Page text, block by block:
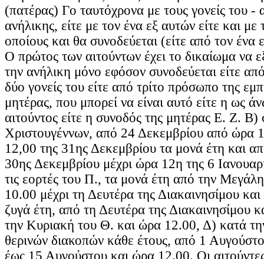
(πατέρας) Γο ταυτόχρονα με τους γονείς του -
ανήλικης, είτε με τον ένα εξ αυτών είτε και
οποίους και θα συνοδεύεται (είτε από τον ένα
Ο πρώτος των αιτούντων έχει το δικαίωμα να
την ανήλικη μόνο εφόσον συνοδεύεται είτε
δύο γονείς του είτε από τρίτο πρόσωπο της
μητέρας, που μπορεί να είναι αυτό είτε η ως
αιτούντος είτε η συνοδός της μητέρας Ε. Ζ. Β)
Χριστουγέννων, από 24 Δεκεμβρίου από ώρα
12,00 της 31ης Δεκεμβρίου τα μονά έτη και
30ης Δεκεμβρίου μέχρι ώρα 12η της 6
τις εορτές του Π., τα μονά έτη από την
10.00 μέχρι τη Δευτέρα της Διακαινησίμου
ζυγά έτη, από τη Δευτέρα της Διακαινησίμου
την Κυριακή του Θ. και ώρα 12.00, Δ) κατά
θερινών διακοπών κάθε έτους, από 1
έως 15 Αυγούστου και ώρα 12.00. Οι